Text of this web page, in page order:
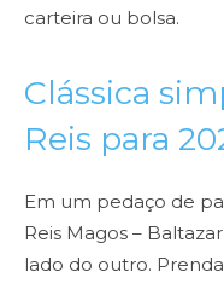
carteira ou bolsa.
Clássica
Reis para
Em um pedaço de
Reis Magos –
lado do outro.